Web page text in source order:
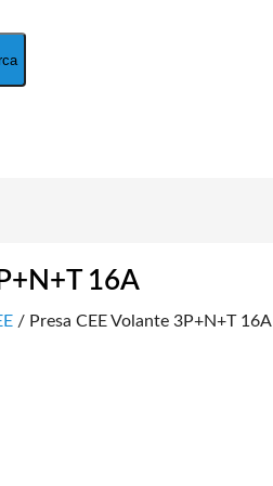
16A
/ Presa CEE Volante 3P+N+T 16A